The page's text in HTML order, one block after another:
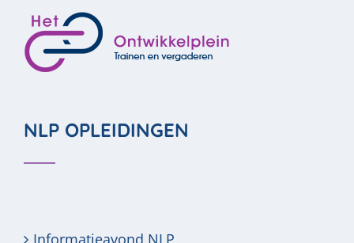
NLP OPLEIDINGEN
Informatieavond NLP